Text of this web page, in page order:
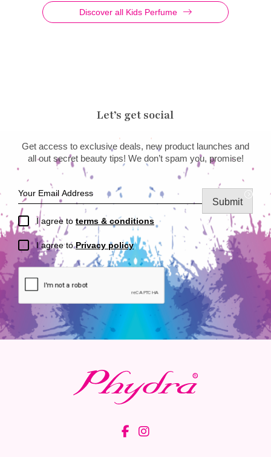
Discover all Kids Perfume
Let’s get social
Get access to exclusive deals, new product launches and
all out secret beauty tips! We don’t spam you, promise!
I agree to terms & conditions
I agree toPrivacy policy
Submit